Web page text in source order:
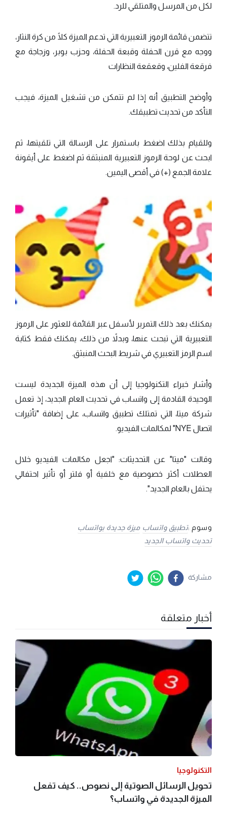
لكل من المرسل والمتلقي للرد.
تتضمن قائمة الرموز التعبيرية التي تدعم الميزة كلًا من كرة النثار،
ووجه مع قرن الحفلة وقبعة الحفلة، وحزب بوبر، وزجاجة مع
فرقعة الفلين، وقعقعة النظارات
وأوضح التطبيق أنه إذا لم تتمكن من تشغيل الميزة، فيجب
التأكد من تحديث تطبيقك.
وللقيام بذلك اضغط باستمرار على الرسالة التي تلقيتها، ثم
ابحث عن لوحة الرموز التعبيرية المنبثقة ثم اضغط على أيقونة
علامة الجمع (+) في أقصى اليمين.
يمكنك بعد ذلك التمرير لأسفل عبر القائمة للعثور على الرموز
التعبيرية التي تبحث عنها، وبدلاً من ذلك، يمكنك فقط كتابة
اسم الرمز التعبيري في شريط البحث المنبثق.
وأشار خبراء التكنولوجيا إلى أن هذه الميزة الجديدة ليست
الوحيدة القادمة إلى واتساب في تحديث العام الجديد، إذ تعمل
شركة ميتا، التي تمتلك تطبيق واتساب، على إضافة "تأثيرات
اتصال NYE" لمكالمات الفيديو.
وقالت "ميتا" عن التحديثات: "اجعل مكالمات الفيديو خلال
العطلات أكثر خصوصية مع خلفية أو فلتر أو تأثير احتفالي
يحتفل بالعام الجديد".
وسوم :تطبيق واتساب ميزة جديدة بواتساب
تحديث واتساب الجديد
مشاركة
أخبار متعلقة
التكنولوجيا
تحويل الرسائل الصوتية إلى نصوص.. كيف تفعل
الميزة الجديدة في واتساب؟